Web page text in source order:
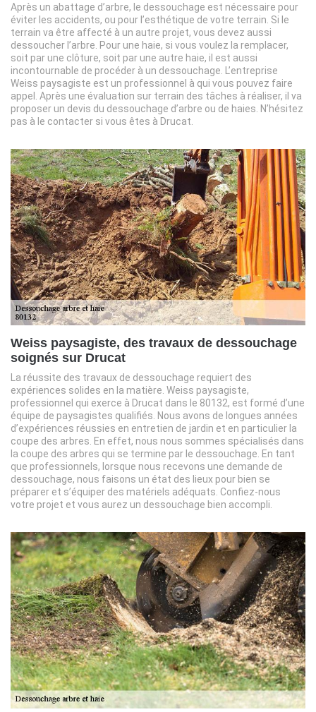
Après un abattage d’arbre, le dessouchage est nécessaire pour
éviter les accidents, ou pour l’esthétique de votre terrain. Si le
terrain va être affecté à un autre projet, vous devez aussi
dessoucher l’arbre. Pour une haie, si vous voulez la remplacer,
soit par une clôture, soit par une autre haie, il est aussi
incontournable de procéder à un dessouchage. L’entreprise
Weiss paysagiste est un professionnel à qui vous pouvez faire
appel. Après une évaluation sur terrain des tâches à réaliser, il va
proposer un devis du dessouchage d’arbre ou de haies. N’hésitez
pas à le contacter si vous êtes à Drucat.
Weiss paysagiste, des travaux de dessouchage
soignés sur Drucat
La réussite des travaux de dessouchage requiert des
expériences solides en la matière. Weiss paysagiste,
professionnel qui exerce à Drucat dans le 80132, est formé d’une
équipe de paysagistes qualifiés. Nous avons de longues années
d’expériences réussies en entretien de jardin et en particulier la
coupe des arbres. En effet, nous nous sommes spécialisés dans
la coupe des arbres qui se termine par le dessouchage. En tant
que professionnels, lorsque nous recevons une demande de
dessouchage, nous faisons un état des lieux pour bien se
préparer et s’équiper des matériels adéquats. Confiez-nous
votre projet et vous aurez un dessouchage bien accompli.